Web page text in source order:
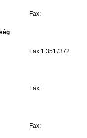
Fax:
Fax:1 3517372
Fax:
Fax: